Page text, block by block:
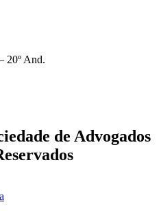
20º And.
de Advogados